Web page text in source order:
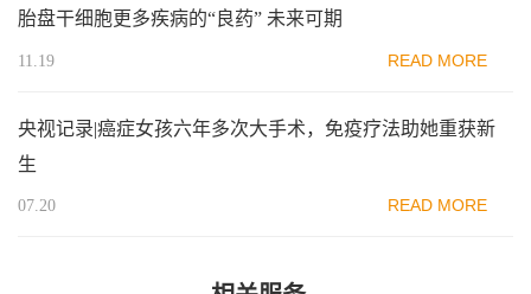
胎盘干细胞更多疾病的“良药” 未来可期
11.19 READ MORE
央视记录|癌症女孩六年多次大手术，免疫疗法助她重获新
生
07.20 READ MORE